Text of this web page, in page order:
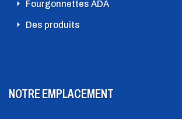
Fourgonnettes ADA
Des produits
NOTRE EMPLACEMENT